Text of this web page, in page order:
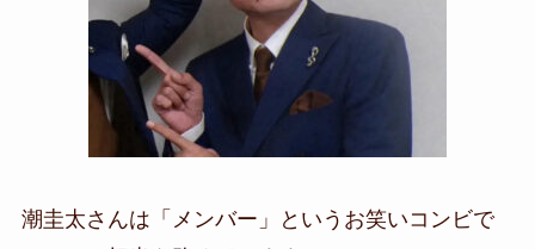
潮圭太さんは「メンバー」というお笑いコンビで